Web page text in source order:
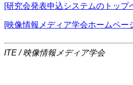
[研究会発表申込システムのトップ
[映像情報メディア学会ホームペー
ITE / 映像情報メディア学会